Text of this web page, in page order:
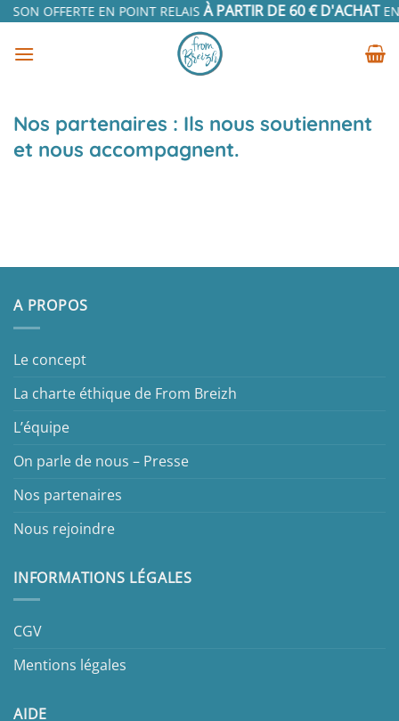
Passer
contenu
OFFERTE EN POINT RELAISÀ PARTIR DE 60 € D'ACHATEN
Nos partenaires : Ils nous soutiennent
et nous accompagnent.
A PROPOS
Le concept
La charte éthique de From Breizh
L’équipe
On parle de nous – Presse
Nos partenaires
Nous rejoindre
INFORMATIONS LÉGALES
CGV
Mentions légales
AIDE